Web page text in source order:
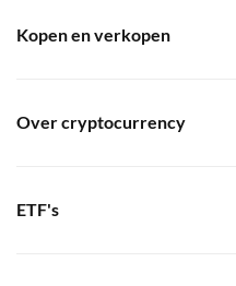
Kopen en verkopen
Over cryptocurrency
ETF's